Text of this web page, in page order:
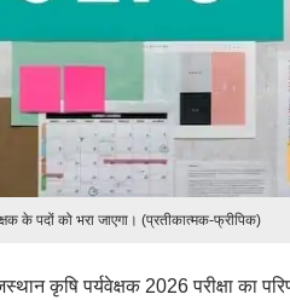
के पदों को भरा जाएगा। (प्रतीकात्मक-फ्रीपिक)
कृषि पर्यवेक्षक 2026 परीक्षा का